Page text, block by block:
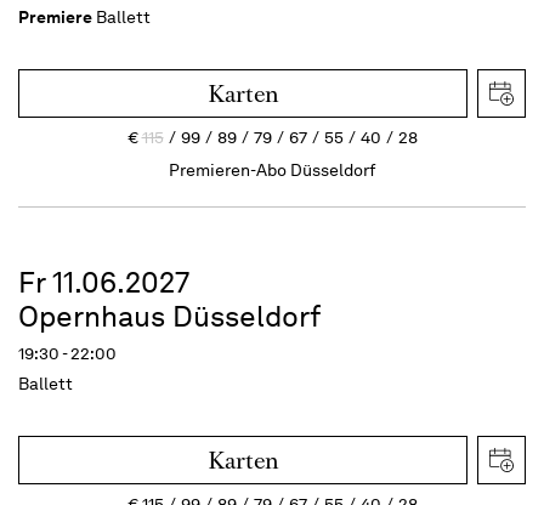
Premiere Ballett
Karten
€115 99 89 79 67 55 40
28
Premieren-Abo Düsseldorf
Fr 11.06.2027
Opernhaus Düsseldorf
19:30 - 22:00
Ballett
Karten